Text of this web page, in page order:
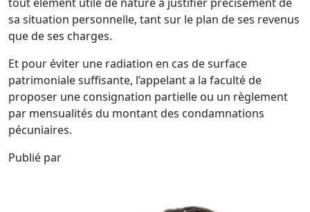
sa situation personnelle, tant sur le plan de ses revenus
que de ses charges.
Et pour éviter une radiation en cas de surface
patrimoniale suffisante, l’appelant a la faculté de
proposer une consignation partielle ou un règlement
par mensualités du montant des condamnations
pécuniaires.
Publié par